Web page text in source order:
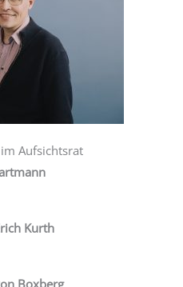
Aufsichtsrat
Kurth